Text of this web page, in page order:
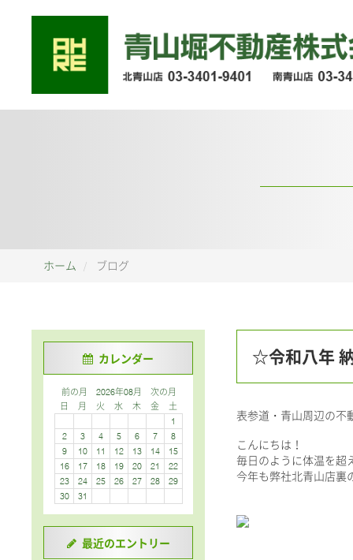
ホーム ブログ
カレンダー
前の月 2026年08月
次の月
日
月 火 水 木 金
土
1
2
3 4 5 6 7
8
9
10 11 12 13 14
15
16
17 18 19 20 21
22
23
24 25 26 27 28
29
30
31
最近のエントリー
☆令和八年
表参道・青山周辺の不
こんにちは！
毎日のように体温を超
今年も弊社北青山店裏